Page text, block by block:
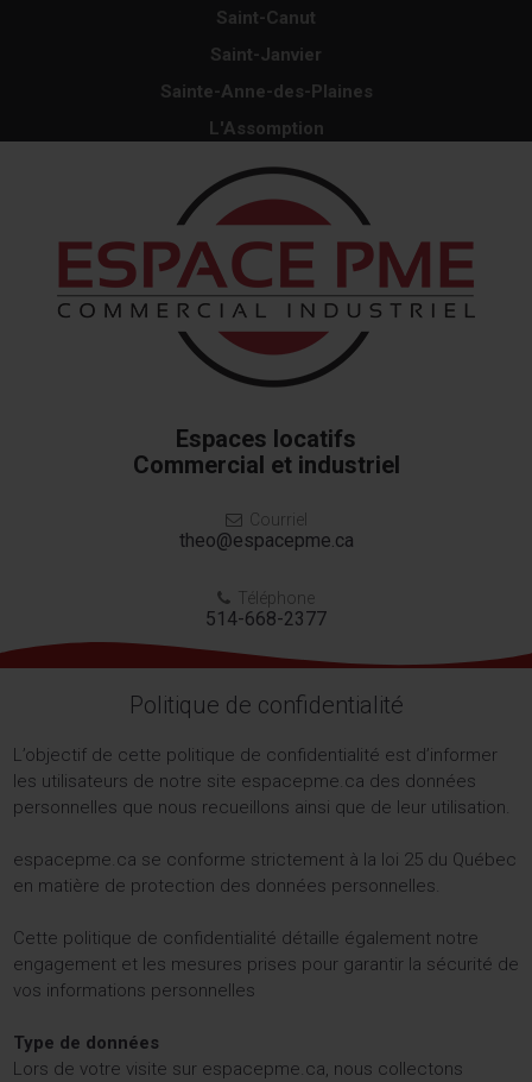
Saint-Canut
Saint-Janvier
Sainte-Anne-des-Plaines
L'Assomption
Espaces locatifs
Commercial et industriel
Courriel
theo@espacepme.ca
 Téléphone
514-668-2377
Politique de confidentialité
L’objectif de cette politique de confidentialité est d’informer
les utilisateurs de notre site espacepme.ca des données
personnelles que nous recueillons ainsi que de leur utilisation.
espacepme.ca se conforme strictement à la loi 25 du Québec
en matière de protection des données personnelles.
Cette politique de confidentialité détaille également notre
engagement et les mesures prises pour garantir la sécurité de
vos informations personnelles
Type de données
Lors de votre visite sur espacepme.ca, nous collectons